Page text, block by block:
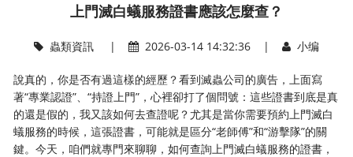
上門滅白蟻服務證書應該怎麼查？
蟲類資訊| 2026-03-14 14:32:36 | 小编
說真的，你是否有過這樣的經歷？看到滅蟲公司的廣告，上面寫
著“專業認證”、“持證上門”，心裡卻打了個問號：這些證書到底是真
的還是假的，我又該如何去查證呢？尤其是當你需要預約上門滅白
蟻服務的時候，這張證書，可能就是區分“老師傅”和“游擊隊”的關
鍵。今天，咱們就專門來聊聊，如何查詢上門滅白蟻服務的證書，